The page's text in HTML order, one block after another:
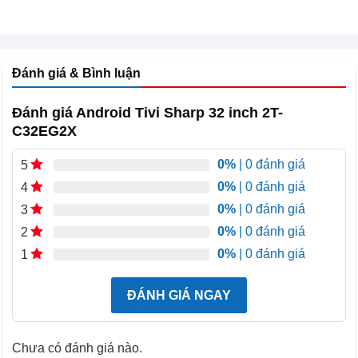
hiệu suất hình ảnh và âm thanh vượt trội.
Đánh giá & Bình luận
Đánh giá Android Tivi Sharp 32 inch 2T-
C32EG2X
5 0% | 0 đánh giá
4
0% | 0 đánh giá
3
0% | 0 đánh giá
2
0% | 0 đánh giá
1
0% | 0 đánh giá
ĐÁNH GIÁ NGAY
Chưa có đánh giá nào.